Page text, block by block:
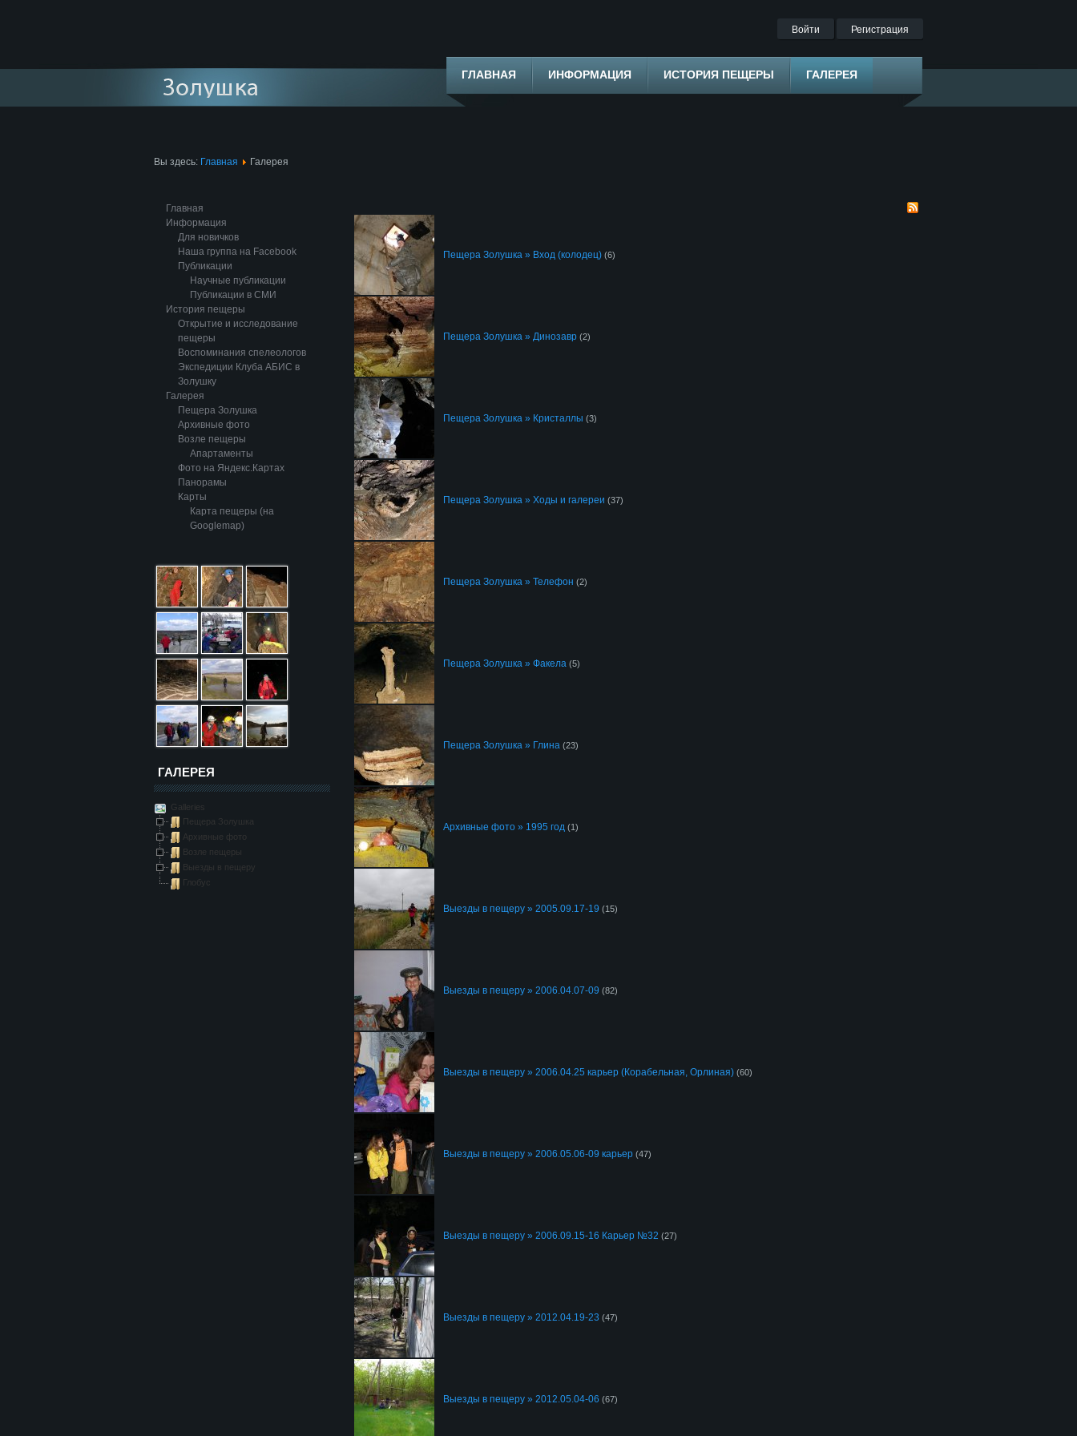
Войти Регистрация
ГЛАВНАЯ ИНФОРМАЦИЯ ИСТОРИЯ ПЕЩЕРЫ ГАЛЕРЕЯ
Вы здесь: Главная Галерея
Главная
Информация
Для новичков
Наша группа на Facebook
Публикации
Научные публикации
Публикации в СМИ
История пещеры
Открытие и исследование
пещеры
Воспоминания спелеологов
Экспедиции Клуба АБИС в
Золушку
Галерея
Пещера Золушка
Архивные фото
Возле пещеры
Апартаменты
Фото на Яндекс.Картах
Панорамы
Карты
Карта пещеры (на
Googlemap)
ГАЛЕРЕЯ
Galleries
Пещера Золушка
Архивные фото
Возле пещеры
Выезды в пещеру
Глобус
Пещера Золушка » Вход (колодец) (6)
Пещера Золушка » Динозавр (2)
Пещера Золушка » Кристаллы (3)
Пещера Золушка » Ходы и галереи (37)
Пещера Золушка » Телефон (2)
Пещера Золушка » Факела (5)
Пещера Золушка » Глина (23)
Архивные фото » 1995 год (1)
Выезды в пещеру » 2005.09.17-19 (15)
Выезды в пещеру » 2006.04.07-09 (82)
Выезды в пещеру » 2006.04.25 карьер (Корабельная, Орлиная) (60)
Выезды в пещеру » 2006.05.06-09 карьер (47)
Выезды в пещеру » 2006.09.15-16 Карьер №32 (27)
Выезды в пещеру » 2012.04.19-23 (47)
Выезды в пещеру » 2012.05.04-06 (67)